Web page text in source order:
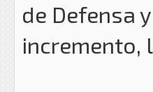
de Defensa
incremento,